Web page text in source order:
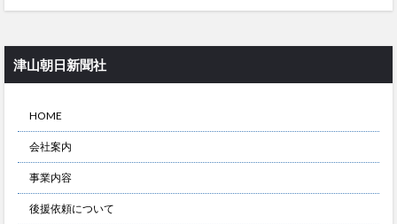
津山朝日新聞社
HOME
会社案内
事業内容
後援依頼について